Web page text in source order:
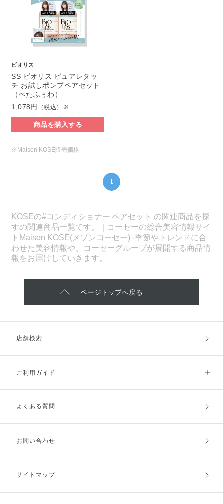
ビオリス
SS ビオリス ピュアレタッ
チ お試しポンプペアセット
（ぺたふぅわ）
1,078円
（税込）※
商品を購入する
※Maison KOSÉ販売価格
1
KOSEの#コンディショナー ペアセット の関連商品を探
すの関連商品一覧です。｜コーセーの総合美容情報サイ
トMaison KOSÉ(メゾンコーセー) -季節やトレンドに合
わせた美容情報や、コーセーグループが展開する商品情
報をお届けしていきます。
ページトップへ戻る
店舗検索
ご利用ガイド
ご利用ガイドトップ
お支払方法
キャンセル・返品・交換
よくある質問
お問い合わせ
サイトマップ